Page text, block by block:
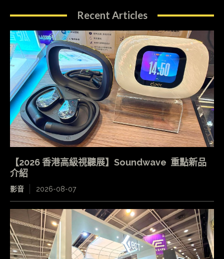
Recent Articles
【2026 香港高級視聽展】Soundwave 重點新品
介紹
影音 2026-08-07